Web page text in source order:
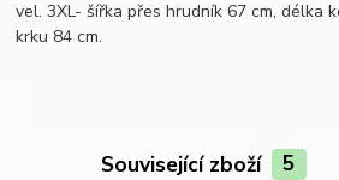
vel. 3XL- šířka přes hrudník 67 cm, délka
krku 84 cm.
Související zboží 5